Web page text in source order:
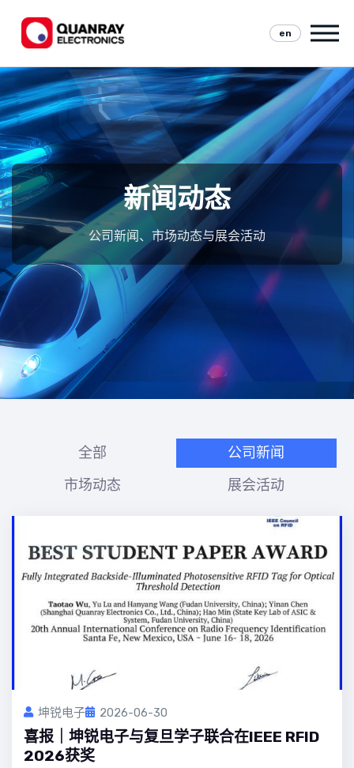
en
新闻动态
公司新闻、市场动态与展会活动
全部
公司新闻
市场动态
展会活动
坤锐电子 2026-06-30
喜报｜坤锐电子与复旦学子联合在IEEE RFID
2026获奖